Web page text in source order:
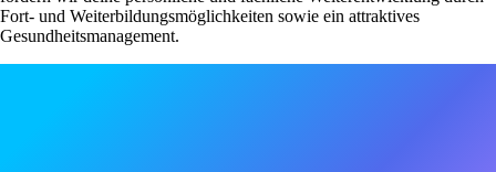
Fort- und Weiterbildungsmöglichkeiten sowie ein attraktives
Gesundheitsmanagement.